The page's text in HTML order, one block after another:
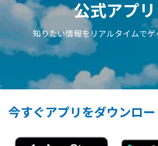
公式アプリ
知りたい情報をリアルタイムでゲ
今すぐアプリをダウンロー